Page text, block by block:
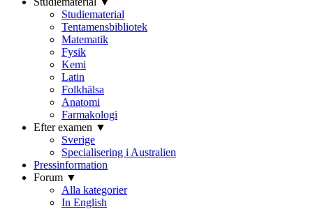
Studiematerial
Tentamensbibliotek
Matematik
Fysik
Kemi
Latin
Folkhälsa
Anatomi
Farmakologi
Efter examen ▼
Sverige
Specialisering i Australien
Pressinformation
Forum ▼
Alla kategorier
In English